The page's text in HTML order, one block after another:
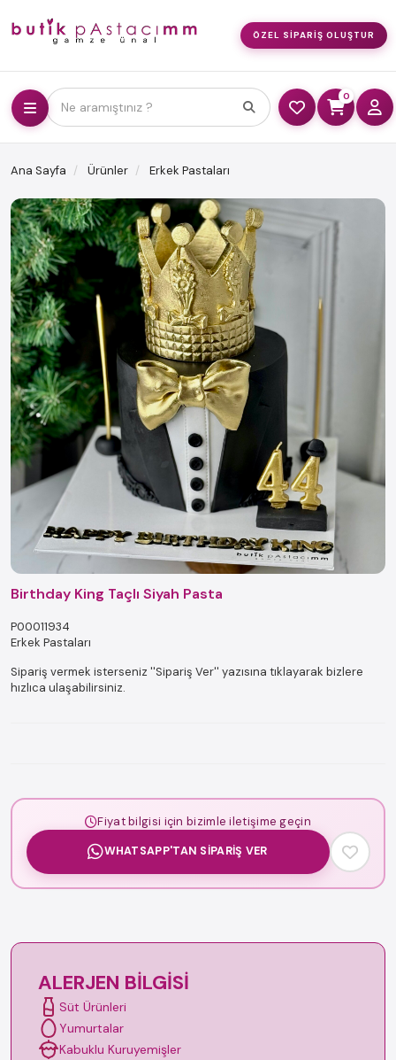
ÖZEL SIPARIŞ OLUŞTUR
Ne aramıştınız ?
0
Ana Sayfa Ürünler Erkek Pastaları
Birthday King Taçlı Siyah Pasta
P00011934
Erkek Pastaları
Sipariş vermek isterseniz ''Sipariş Ver'' yazısına tıklayarak bizlere
hızlıca ulaşabilirsiniz.
Fiyat bilgisi için bizimle iletişime geçin
WHATSAPP'TAN SIPARIŞ VER
ALERJEN BILGISI
Süt Ürünleri
Yumurtalar
Kabuklu Kuruyemişler